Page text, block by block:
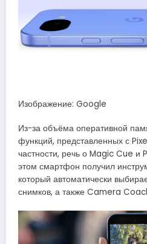
Изображение: Google
Из-за объёма оперативной
функций, представленных с
частности, речь о Magic Cue и
этом смартфон получил
который автоматически
снимков, а также Camera